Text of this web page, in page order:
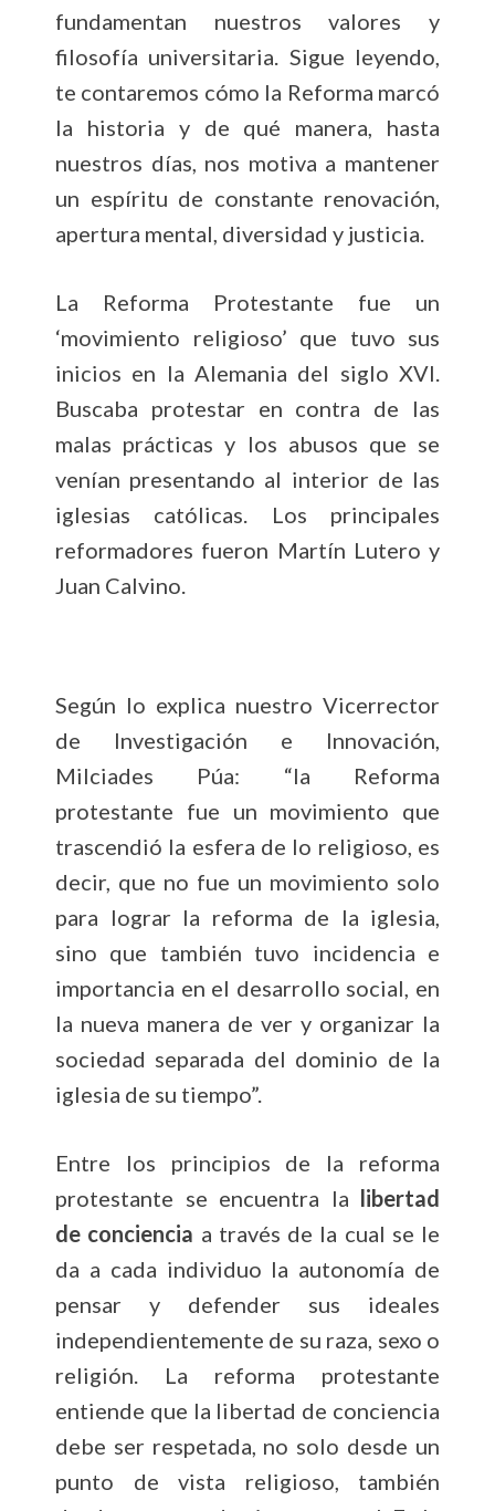
fundamentan nuestros valores y
filosofía universitaria. Sigue leyendo,
te contaremos cómo la Reforma marcó
la historia y de qué manera, hasta
nuestros días, nos motiva a mantener
un espíritu de constante renovación,
apertura mental, diversidad y justicia.
La Reforma Protestante fue un
‘movimiento religioso’ que tuvo sus
inicios en la Alemania del siglo XVI.
Buscaba protestar en contra de las
malas prácticas y los abusos que se
venían presentando al interior de las
iglesias católicas. Los principales
reformadores fueron Martín Lutero y
Juan Calvino.
Según lo explica nuestro Vicerrector
de Investigación e Innovación,
Milciades Púa: “la Reforma
protestante fue un movimiento que
trascendió la esfera de lo religioso, es
decir, que no fue un movimiento solo
para lograr la reforma de la iglesia,
sino que también tuvo incidencia e
importancia en el desarrollo social, en
la nueva manera de ver y organizar la
sociedad separada del dominio de la
iglesia de su tiempo”.
Entre los principios de la reforma
protestante se encuentra la libertad
de conciencia a través de la cual se le
da a cada individuo la autonomía de
pensar y defender sus ideales
independientemente de su raza, sexo o
religión. La reforma protestante
entiende que la libertad de conciencia
debe ser respetada, no solo desde un
punto de vista religioso, también